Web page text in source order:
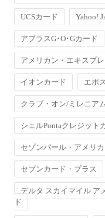
UCSカード Yahoo!
アプラスG･O･Gカード
アメリカン・エキスプ
イオンカード エポ
クラブ・オン/ミレニア
シェルPontaクレジット
セゾンパール・アメリ
セブンカード・プラス
デルタ スカイマイル ア
ド